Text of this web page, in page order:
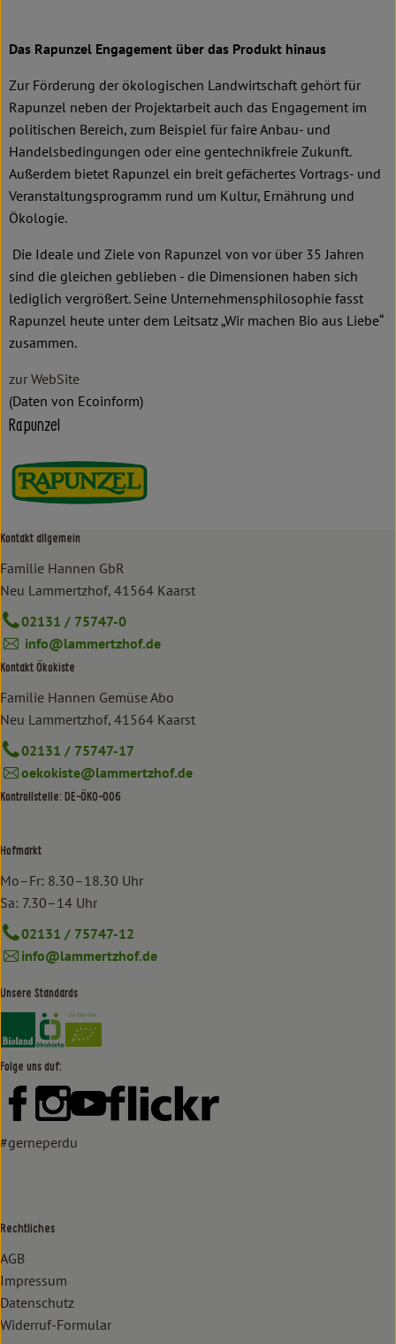
Das Rapunzel Engagement über das Produkt hinaus
Zur Förderung der ökologischen Landwirtschaft gehört für
Rapunzel neben der Projektarbeit auch das Engagement im
politischen Bereich, zum Beispiel für faire Anbau- und
Handelsbedingungen oder eine gentechnikfreie Zukunft.
Außerdem bietet Rapunzel ein breit gefächertes Vortrags- und
Veranstaltungsprogramm rund um Kultur, Ernährung und
Ökologie.
Die Ideale und Ziele von Rapunzel von vor über 35 Jahren
sind die gleichen geblieben - die Dimensionen haben sich
lediglich vergrößert. Seine Unternehmensphilosophie fasst
Rapunzel heute unter dem Leitsatz „Wir machen Bio aus Liebe“
zusammen.
zur WebSite
(Daten von Ecoinform)
Rapunzel
Kontakt allgemein
Familie Hannen GbR
Neu Lammertzhof, 41564 Kaarst
02131 / 75747-0
info@lammertzhof.de
Kontakt Ökokiste
Familie Hannen Gemüse Abo
Neu Lammertzhof, 41564 Kaarst
02131 / 75747-17
oekokiste@lammertzhof.de
Kontrollstelle: DE-ÖKO-006
Hofmarkt
Mo–Fr: 8.30–18.30 Uhr
Sa: 7.30–14 Uhr
02131 / 75747-12
info@lammertzhof.de
Unsere Standards
Externer Link zu https://www.bioland.de/verbraucher
Externer Link zu https://www.oekokiste.de/
Folge uns auf:
Externer Link zu https://www.facebook.com/lammertzhof/
Externer Link zu https://www.instagram.com/
Externer Link zu https://www.youtube.com/
Externer Link zu https://
#gerneperdu
Rechtliches
AGB
Impressum
Datenschutz
Widerruf-Formular